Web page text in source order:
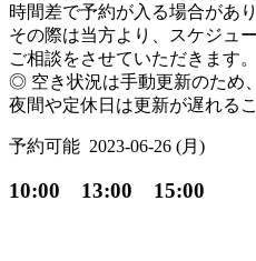
時間差で予約が入る場合があり
その際は当方より、スケジュ
ご相談をさせていただきます。
◎ 空き状況は手動更新のため、
夜間や定休日は更新が遅れる
予約可能 2023-06-26 (月)
10:00 13:00 15:00